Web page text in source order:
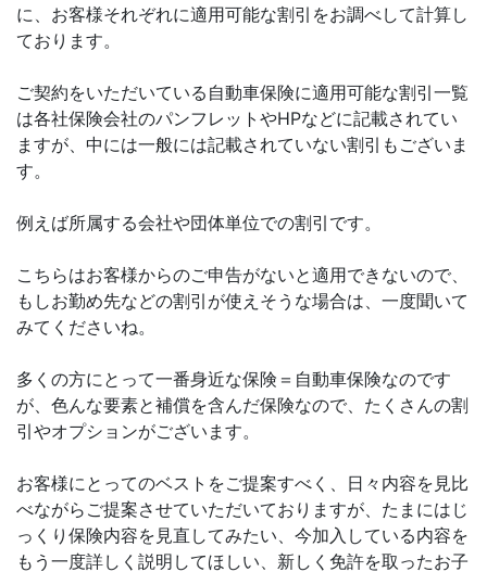
に、お客様それぞれに適用可能な割引をお調べして計算し
ております。
ご契約をいただいている自動車保険に適用可能な割引一覧
は各社保険会社のパンフレットやHPなどに記載されてい
ますが、中には一般には記載されていない割引もございま
す。
例えば所属する会社や団体単位での割引です。
こちらはお客様からのご申告がないと適用できないので、
もしお勤め先などの割引が使えそうな場合は、一度聞いて
みてくださいね。
多くの方にとって一番身近な保険＝自動車保険なのです
が、色んな要素と補償を含んだ保険なので、たくさんの割
引やオプションがございます。
お客様にとってのベストをご提案すべく、日々内容を見比
べながらご提案させていただいておりますが、たまにはじ
っくり保険内容を見直してみたい、今加入している内容を
もう一度詳しく説明してほしい、新しく免許を取ったお子